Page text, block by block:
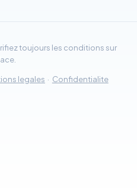
toujours les conditions sur
legales · Confidentialite